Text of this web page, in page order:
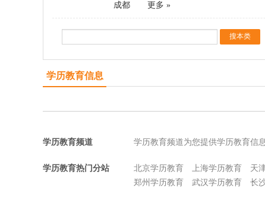
成都 更多 »
学历教育信息
学历教育频道 学历教育频道为您提供学历教育信
学历教育热门分站 北京学历教育 上海学历教育 天
郑州学历教育
武汉学历教育 长